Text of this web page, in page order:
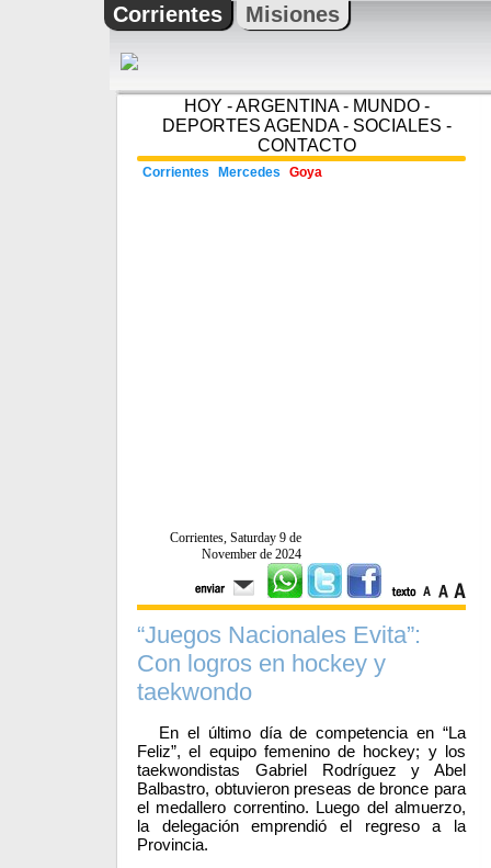
Corrientes Misiones
HOY -ARGENTINA- MUNDO -
DEPORTES AGENDA- SOCIALES -
CONTACTO
Corrientes Mercedes Goya
Corrientes, Saturday 9 de
November de 2024
“Juegos Nacionales Evita”:
Con logros en hockey y
taekwondo
En el último día de competencia en “La
Feliz”, el equipo femenino de hockey; y los
taekwondistas Gabriel Rodríguez y Abel
Balbastro, obtuvieron preseas de bronce para
el medallero correntino. Luego del almuerzo,
la delegación emprendió el regreso a la
Provincia.